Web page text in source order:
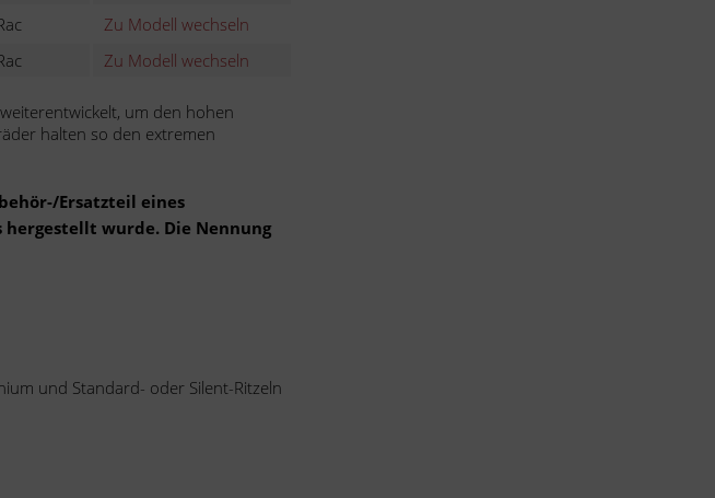
Zu Modell wechseln
Zu Modell wechseln
um den hohen
halten so den extremen
Ersatzteil eines
wurde. Die Nennung
und Standard- oder Silent-Ritzeln